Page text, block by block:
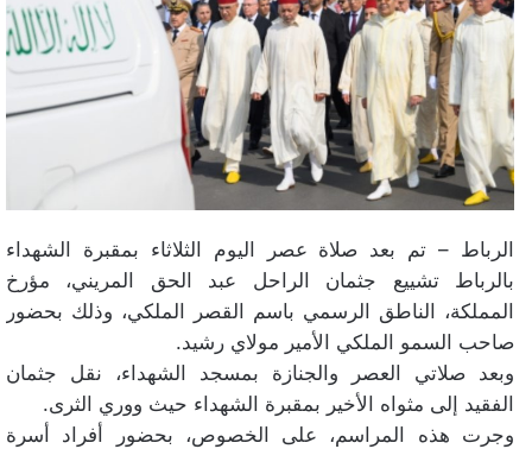
الرباط – تم بعد صلاة عصر اليوم الثلاثاء بمقبرة الشهداء
بالرباط تشييع جثمان الراحل عبد الحق المريني، مؤرخ
المملكة، الناطق الرسمي باسم القصر الملكي، وذلك بحضور
صاحب السمو الملكي الأمير مولاي رشيد.
وبعد صلاتي العصر والجنازة بمسجد الشهداء، نقل جثمان
الفقيد إلى مثواه الأخير بمقبرة الشهداء حيث ووري الثرى.
وجرت هذه المراسم، على الخصوص، بحضور أفراد أسرة